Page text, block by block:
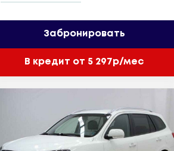
Забронировать
В кредит от 5 297р/мес